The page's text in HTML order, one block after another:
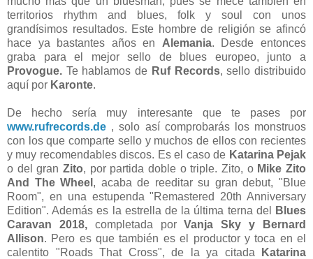
territorios rhythm and blues, folk y soul con unos
grandísimos resultados. Este hombre de religión se afincó
hace ya bastantes años en Alemania. Desde entonces
graba para el mejor sello de blues europeo, junto a
Provogue. Te hablamos de Ruf Records, sello distribuido
aquí por Karonte.
De hecho sería muy interesante que te pases por
www.rufrecords.de , solo así comprobarás los monstruos
con los que comparte sello y muchos de ellos con recientes
y muy recomendables discos. Es el caso de Katarina Pejak
o del gran Zito, por partida doble o triple. Zito, o Mike Zito
And The Wheel , acaba de reeditar su gran debut, "Blue
Room", en una estupenda "Remastered 20th Anniversary
Edition". Además es la estrella de la última terna del
Blues
Caravan 2018, completada porVanja Sky y Bernard
Allison. Pero es que también es el productor y toca en el
calentito "Roads That Cross", de la ya citada
Katarina